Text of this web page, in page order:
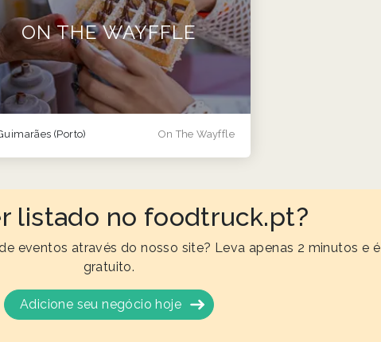
ON THE WAYFFLE
On The Wayffle
(Porto)
listado no foodtruck.pt?
eventos através do nosso site? Leva apenas 2 minutos e é
gratuito.
Adicione seu negócio hoje